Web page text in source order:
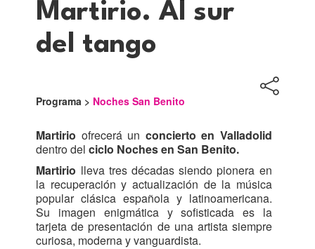
Martirio. Al sur
del tango
Programa > Noches San Benito
Martirio ofrecerá un concierto en Valladolid
dentro del ciclo Noches en San Benito.
Martirio lleva tres décadas siendo pionera en
la recuperación y actualización de la música
popular clásica española y latinoamericana.
Su imagen enigmática y sofisticada es la
tarjeta de presentación de una artista siempre
curiosa, moderna y vanguardista.